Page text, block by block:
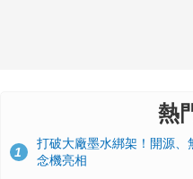
熱
1
打破大廠墨水綁架！開源
念機亮相